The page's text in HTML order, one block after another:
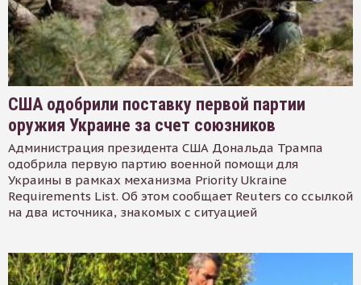
США одобрили поставку первой партии
оружия Украине за счет союзников
Администрация президента США Дональда Трампа
одобрила первую партию военной помощи для
Украины в рамках механизма Priority Ukraine
Requirements List. Об этом сообщает Reuters со ссылкой
на два источника, знакомых с ситуацией